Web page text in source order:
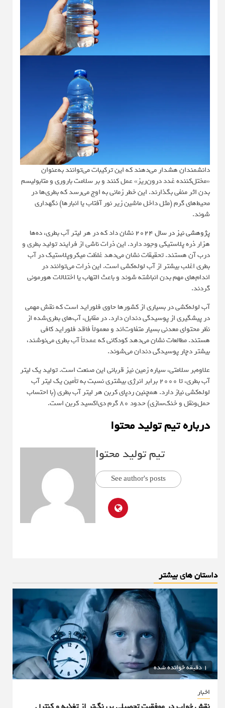
دانشمندان هشدار می‌دهند که این ترکیبات می‌توانند به‌عنوان
«مختل‌کننده غدد درون‌ریز» عمل کنند و بر سلامت باروری و متابولیسم
بدن اثر منفی بگذارند. این خطر زمانی به اوج می‌رسد که بطری‌ها در
محیط‌های گرم (مثل داخل ماشین زیر نور آفتاب یا انبارها) نگهداری
شوند.
پژوهشی نیز در سال ۲۰۲۴
نشان داد که در هر لیتر آب بطری، ده‌ها
هزار ذره پلاستیکی وجود دارد. این ذرات ناشی از فرایند تولید بطری و
درب آن هستند. تحقیقات نشان می‌دهد غلظت میکروپلاستیک در آب
بطری اغلب بیشتر از آب لوله‌کشی است. این ذرات می‌توانند در
اندام‌های مهم بدن انباشته شوند و باعث التهاب یا اختلالات هورمونی
گردند.
آب لوله‌کشی در بسیاری از کشورها حاوی فلوراید است که نقش مهمی
در پیشگیری از پوسیدگی دندان دارد. در مقابل، آب‌های بطری‌شده از
نظر محتوای معدنی بسیار متفاوت‌اند و معمولاً فاقد فلوراید کافی
هستند. مطالعات نشان می‌دهد کودکانی که عمدتاً آب بطری می‌نوشند،
بیشتر دچار پوسیدگی دندان می‌شوند.
علاوه‌بر سلامتی، سیاره زمین نیز قربانی این صنعت است. تولید یک لیتر
آب بطری، تا ۲۰۰۰ برابر انرژی بیشتری نسبت به تأمین یک لیتر آب
لوله‌کشی نیاز دارد. همچنین ردپای کربن هر لیتر آب بطری (با احتساب
حمل‌ونقل و خنک‌سازی) حدود ۸۰ گرم دی‌اکسید کربن است.
درباره تیم تولید محتوا
تیم تولید محتوا
See author's posts
داستان های بیشتر
1 دقیقه خوانده شده
اخبار